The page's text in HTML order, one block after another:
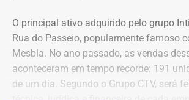
O principal ativo adquirido pelo grupo
Rua do Passeio, popularmente famoso
Mesbla. No ano passado, as vendas
aconteceram em tempo recorde: 191
de um dia. Segundo o Grupo CTV, será